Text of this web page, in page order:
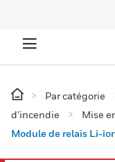
Par catégorie
d’incendie
Mise
Module de relais Li-